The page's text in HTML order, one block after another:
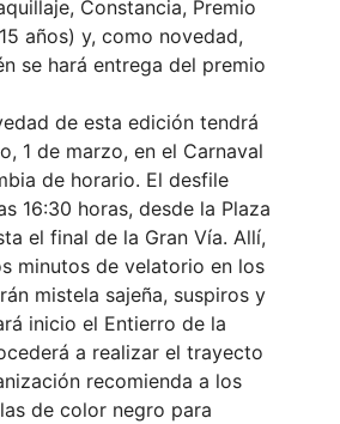
Constancia, Premio
años) y, como novedad,
se hará entrega del premio
de esta edición tendrá
1 de marzo, en el Carnaval
de horario. El desfile
16:30 horas, desde la Plaza
el final de la Gran Vía. Allí,
minutos de velatorio en los
mistela sajeña, suspiros y
inicio el Entierro de la
a realizar el trayecto
recomienda a los
de color negro para